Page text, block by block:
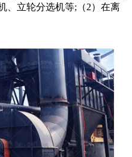
、立轮分选机等;（2）在离